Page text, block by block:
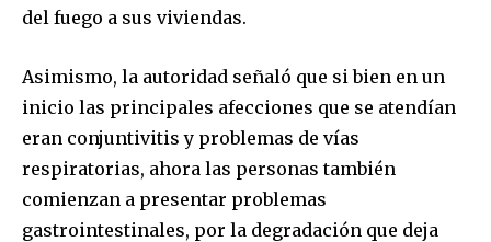
del fuego a sus viviendas.
Asimismo, la autoridad señaló que si bien en un
inicio las principales afecciones que se atendían
eran conjuntivitis y problemas de vías
respiratorias, ahora las personas también
comienzan a presentar problemas
gastrointestinales, por la degradación que deja